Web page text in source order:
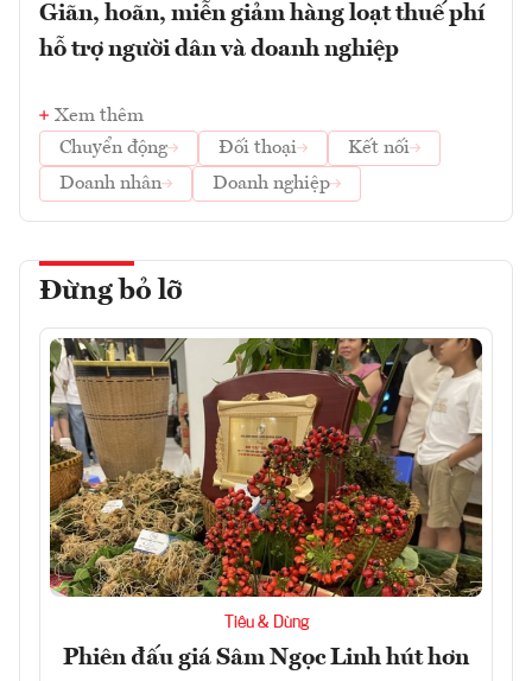
Giãn, hoãn, miễn giảm hàng loạt thuế phí
hỗ trợ người dân và doanh nghiệp
Xem thêm
Chuyển động
Đối thoại
Kết nối
Doanh nhân
Doanh nghiệp
Đừng bỏ lỡ
Tiêu & Dùng
Phiên đấu giá Sâm Ngọc Linh hút hơn